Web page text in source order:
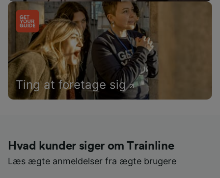
Ting at foretage sig
Hvad kunder siger om Trainline
Læs ægte anmeldelser fra ægte brugere